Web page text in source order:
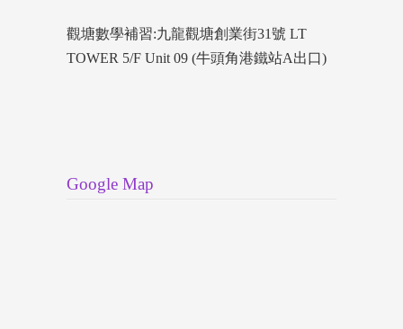
觀塘數學補習:九龍觀塘創業街31號 LT
TOWER 5/F Unit 09 (牛頭角港鐵站A出口)
Google Map